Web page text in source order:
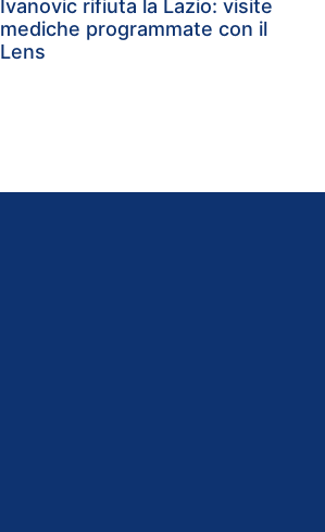
Ivanovic rifiuta la Lazio: visite
mediche programmate con il
Lens